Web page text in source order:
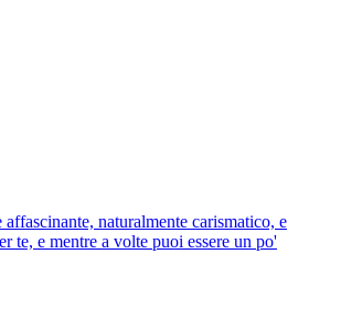
naturalmente carismatico, e
te, e mentre a volte puoi essere un po'